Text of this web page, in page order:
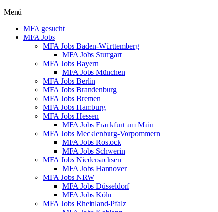
Menü
MFA gesucht
MFA Jobs
MFA Jobs Baden-Württemberg
MFA Jobs Stuttgart
MFA Jobs Bayern
MFA Jobs München
MFA Jobs Berlin
MFA Jobs Brandenburg
MFA Jobs Bremen
MFA Jobs Hamburg
MFA Jobs Hessen
MFA Jobs Frankfurt am Main
MFA Jobs Mecklenburg-Vorpommern
MFA Jobs Rostock
MFA Jobs Schwerin
MFA Jobs Niedersachsen
MFA Jobs Hannover
MFA Jobs NRW
MFA Jobs Düsseldorf
MFA Jobs Köln
MFA Jobs Rheinland-Pfalz